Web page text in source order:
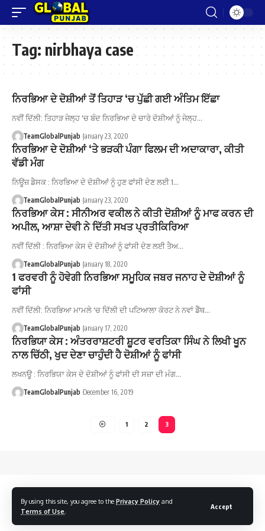
By using this site, you agree to the Privacy Policy and
Terms of Use
Accept
Tag: nirbhaya case
ਨਿਰਭਿਆ ਦੇ ਦੋਸ਼ੀਆਂ ਤੋਂ ਤਿਹਾੜ ‘ਚ ਪੁੱਛੀ ਗਈ ਅੰਤਿਮ ਇੱਛਾ
ਨਵੀਂ ਦਿੱਲੀ: ਤਿਹਾੜ ਜੇਲ੍ਹ 'ਚ ਬੰਦ ਨਿਰਭਿਆ ਦੇ ਚਾਰੇ ਦੋਸ਼ੀਆਂ ਨੂੰ ਜੇਲ੍ਹ…
TeamGlobalPunjab January 23, 2020
ਨਿਰਭਿਆ ਦੇ ਦੋਸ਼ੀਆਂ ‘ਤੇ ਭੜਕੀ ਪੰਗਾ ਫਿਲਮ ਦੀ ਅਦਾਕਾਰਾ, ਕੀਤੀ
ਵੱਡੀ ਮੰਗ
ਨਿਊਜ਼ ਡੈਸਕ : ਨਿਰਭਿਆ ਦੇ ਦੋਸ਼ੀਆਂ ਨੂੰ ਹੁਣ ਫਾਂਸੀ ਦੇਣ ਲਈ 1…
TeamGlobalPunjab January 23, 2020
ਨਿਰਭਿਆ ਕੇਸ : ਸੀਨੀਅਰ ਵਕੀਲ ਨੇ ਕੀਤੀ ਦੋਸ਼ੀਆਂ ਨੂੰ ਮਾਫ ਕਰਨ ਦੀ
ਅਪੀਲ, ਆਸ਼ਾ ਦੇਵੀ ਨੇ ਦਿੱਤੀ ਸਖਤ ਪ੍ਰਤੀਕਿਰਿਆ
ਨਵੀਂ ਦਿੱਲੀ : ਨਿਰਭਿਆ ਕੇਸ ਦੇ ਦੋਸ਼ੀਆਂ ਨੂੰ ਫਾਂਸੀ ਦੇਣ ਲਈ ਤੈਅ…
TeamGlobalPunjab January 18, 2020
1 ਫਰਵਰੀ ਨੂੰ ਹੋਵੇਗੀ ਨਿਰਭਿਆ ਸਮੂਹਿਕ ਜਬਰ ਜਨਾਹ ਦੇ ਦੋਸ਼ੀਆਂ ਨੂੰ
ਫਾਂਸੀ
ਨਵੀਂ ਦਿੱਲੀ: ਨਿਰਭਿਆ ਮਾਮਲੇ 'ਚ ਦਿੱਲੀ ਦੀ ਪਟਿਆਲਾ ਕੋਰਟ ਨੇ ਨਵਾਂ ਡੈੱਥ…
TeamGlobalPunjab January 17, 2020
ਨਿਰਭਿਯਾ ਕੇਸ : ਅੰਤਰਰਾਸ਼ਟਰੀ ਸ਼ੂਟਰ ਵਰਤਿਕਾ ਸਿੰਘ ਨੇ ਲਿਖੀ ਖੂਨ
ਨਾਲ ਚਿੱਠੀ, ਖੁਦ ਦੇਣਾ ਚਾਹੁੰਦੀ ਹੈ ਦੋਸ਼ੀਆਂ ਨੂੰ ਫਾਂਸੀ
ਲਖਨਊ : ਨਿਰਭਿਯਾ ਕੇਸ ਦੇ ਦੋਸ਼ੀਆਂ ਨੂੰ ਫਾਂਸੀ ਦੀ ਸਜ਼ਾ ਦੀ ਮੰਗ…
TeamGlobalPunjab December 16, 2019
1 2 3